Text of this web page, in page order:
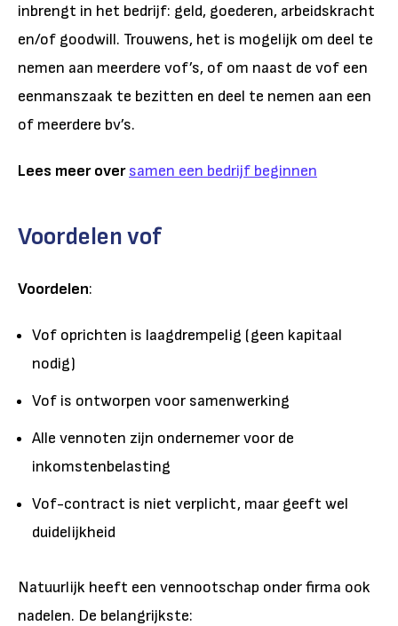
inbrengt in het bedrijf: geld, goederen, arbeidskracht
en/of goodwill. Trouwens, het is mogelijk om deel te
nemen aan meerdere vof’s, of om naast de vof een
eenmanszaak te bezitten en deel te nemen aan een
of meerdere bv’s.
Lees meer oversamen een bedrijf beginnen
Voordelen vof
Voordelen:
Vof oprichten is laagdrempelig (geen kapitaal
nodig)
Vof is ontworpen voor samenwerking
Alle vennoten zijn ondernemer voor de
inkomstenbelasting
Vof-contract is niet verplicht, maar geeft wel
duidelijkheid
Natuurlijk heeft een vennootschap onder firma ook
nadelen. De belangrijkste: